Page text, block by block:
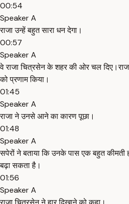
00:54
Speaker A
राजा उन्हें बहुत सारा धन देगा।
00:57
Speaker A
वे राजा चित्रसेन के शहर की ओर चल
को प्रणाम किया।
01:45
Speaker A
राजा ने उनसे आने का कारण पूछा।
01:48
Speaker A
सपेरों ने बताया कि उनके पास एक बहुत कीमती
बढ़ा सकता है।
01:56
Speaker A